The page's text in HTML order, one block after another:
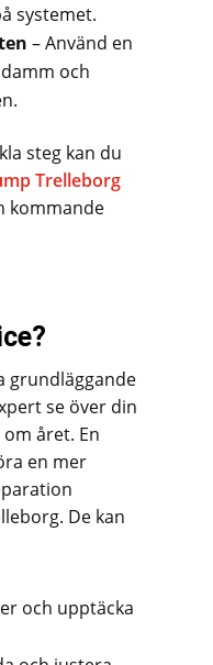
systemet.
– Använd en
och
steg kan du
Trelleborg
kommande
grundläggande
se över din
året. En
en mer
De kan
och upptäcka